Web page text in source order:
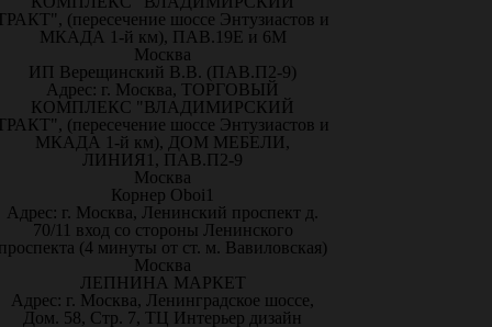
(пересечение шоссе Энтузиастов и
МКАДА 1-й км), ПАВ.19Е и 6М
Москва
ИП Верещинский В.В. (ПАВ.П2-9)
Адрес: г. Москва, ТОРГОВЫЙ
КОМПЛЕКС "ВЛАДИМИРСКИЙ
(пересечение шоссе Энтузиастов и
МКАДА 1-й км), ДОМ МЕБЕЛИ,
ЛИНИЯ1, ПАВ.П2-9
Москва
Корнер Oboi1
Адрес: г. Москва, Ленинский проспект д.
70/11 вход со стороны Ленинского
(4 минуты от ст. м. Вавиловская)
Москва
ЛЕПНИНА МАРКЕТ
Адрес: г. Москва, Ленинградское шоссе,
Дом. 58, Стр. 7, ТЦ Интерьер дизайн